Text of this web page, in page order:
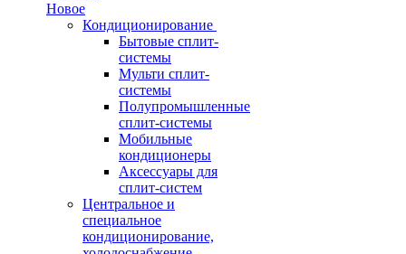
Новое
Кондиционирование
Бытовые сплит-
системы
Мульти сплит-
системы
Полупромышленные
сплит-системы
Мобильные
кондиционеры
Аксессуары для
сплит-систем
Центральное и
специальное
кондиционирование,